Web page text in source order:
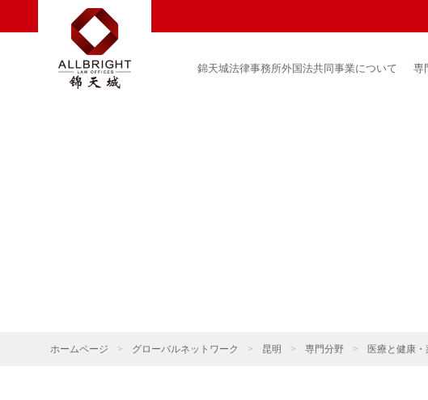
錦天城法律事務所外国法共同事業について 専
ホームページ > グローバルネットワーク > 昆明 > 専門分野 > 医療と健康・